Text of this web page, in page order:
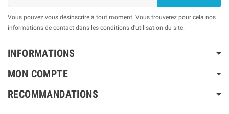
Vous pouvez vous désinscrire à tout moment. Vous trouverez pour cela nos
informations de contact dans les conditions d'utilisation du site.
INFORMATIONS
MON COMPTE
RECOMMANDATIONS